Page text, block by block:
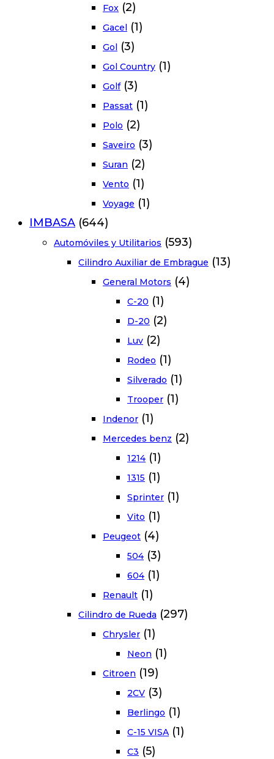
Fox (2)
Gacel (1)
Gol (3)
Gol Country (1)
Golf (3)
Passat (1)
Polo (2)
Saveiro (3)
Suran (2)
Vento (1)
Voyage (1)
IMBASA (644)
Automóviles y Utilitarios (593)
Cilindro Auxiliar de Embrague (13)
General Motors (4)
C-20 (1)
D-20 (2)
Luv (2)
Rodeo (1)
Silverado (1)
Trooper (1)
Indenor (1)
Mercedes benz (2)
1214 (1)
1315 (1)
Sprinter (1)
Vito (1)
Peugeot (4)
504 (3)
604 (1)
Renault (1)
Cilindro de Rueda (297)
Chrysler (1)
Neon (1)
Citroen (19)
2CV (3)
Berlingo (1)
C-15 VISA (1)
C3 (5)